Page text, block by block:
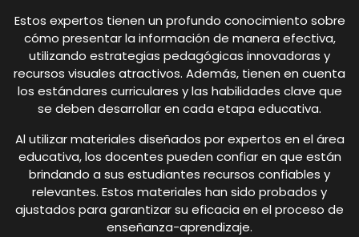
Estos expertos tienen un profundo conocimiento sobre
cómo presentar la información de manera efectiva,
utilizando estrategias pedagógicas innovadoras y
recursos visuales atractivos. Además, tienen en cuenta
los estándares curriculares y las habilidades clave que
se deben desarrollar en cada etapa educativa.
Al utilizar materiales diseñados por expertos en el área
educativa, los docentes pueden confiar en que están
brindando a sus estudiantes recursos confiables y
relevantes. Estos materiales han sido probados y
ajustados para garantizar su eficacia en el proceso de
enseñanza-aprendizaje.